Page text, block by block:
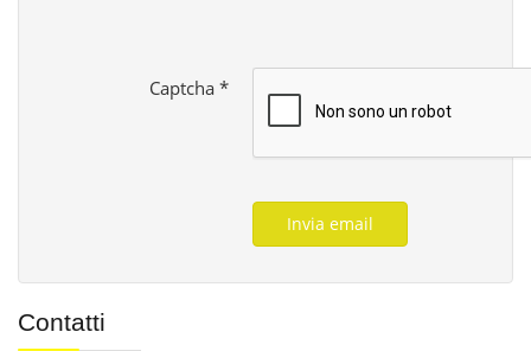
Captcha*
Invia email
Contatti